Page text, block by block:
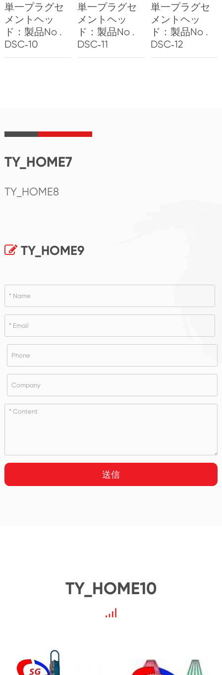
単一プラグセ
メントヘッ
ド：製品No .
DSC‐10
単一プラグセ
メントヘッ
ド：製品No .
DSC‐11
単一プラグセ
メントヘッ
ド：製品No .
DSC‐12
TY_HOME7
TY_HOME8
TY_HOME9
送信
TY_HOME10